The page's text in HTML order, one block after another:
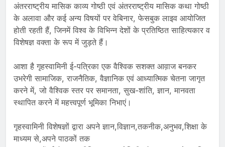
अंतरराष्ट्रीय मासिक काव्य गोष्ठी एवं अंतरराष्ट्रीय मासिक कथा गोष्ठी
के अलावा और कई अन्य विषयों पर वेबिनार, फेसबुक लाइव आयोजित
होती रहती हैं, जिनमें विश्व के विभिन्न देशों के प्रतिष्ठित साहित्यकार व
विशेषज्ञ वक्ता के रूप में जुड़ते हैं।
आशा है गृहस्वामिनी ई-पत्रिका एक वैश्विक सशक्त आव़ाज बनकर
उभरेगी सामाजिक, राजनैतिक, वैज्ञानिक एवं आध्यात्मिक चेतना जागृत
करने में, जो वैश्विक स्तर पर समानता, सुख-शांति, ज्ञान, मानवता
स्थापित करने में महत्त्वपूर्ण भूमिका निभाएं।
गृहस्वामिनी विशेषज्ञों द्वारा अपने ज्ञान,विज्ञान,तकनीक,अनुभव,शिक्षा के
माध्यम से,अपने पाठकों तक